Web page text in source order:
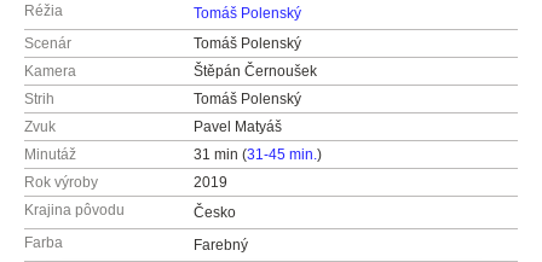
Réžia
Tomáš Polenský
Scenár
Tomáš Polenský
Kamera
Štěpán Černoušek
Strih
Tomáš Polenský
Zvuk
Pavel Matyáš
Minutáž
31 min (31-45 min.)
Rok výroby
2019
Krajina pôvodu
Česko
Farba
Farebný